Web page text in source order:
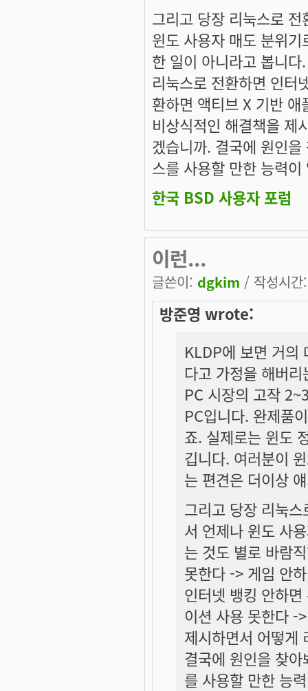
그리고 당장 리눅스로
윈도 사용자 매도 분위
한 일이 아니라고 봅니
리눅스로 전환하면 인터
환하면 액티브 X 기반
비상식적인 해결책을 제
겠습니까. 결국에 원인
스를 사용할 만한 능력
한국 BSD 사용자 포럼
이런...
글쓴이: dgkim / 작성시
방준영 wrote:
KLDP에 보면 거의
다고 가정을 해버
PC 시장의 고작
PC입니다. 완제품
죠. 실제로는 윈도
깁니다. 여러분이
는 편견은 더이상
그리고 당장 리눅
서 언제나 윈도 사
는 것도 별로 바람
못한다 -> 게임 안
인터넷 뱅킹 안하
이션 사용 못한다 -
제시하면서 어떻게
결국에 원인을 찾
를 사용할 만한 능